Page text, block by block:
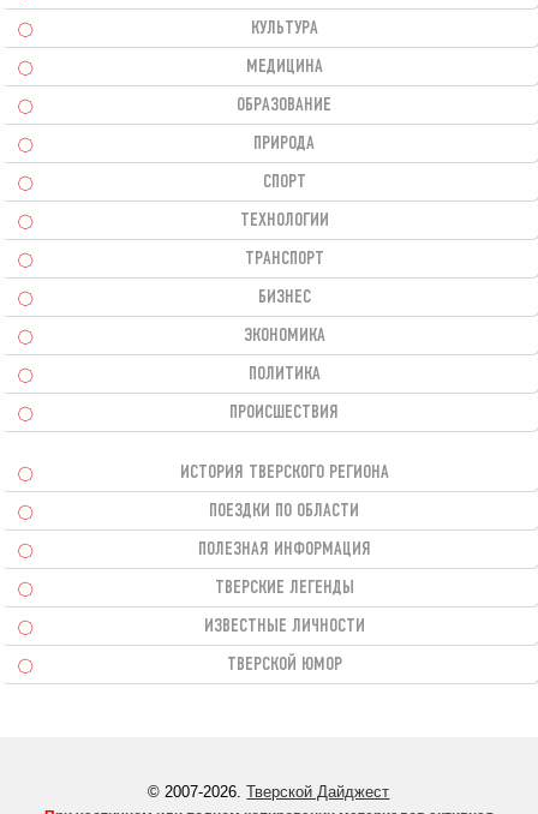
КУЛЬТУРА
МЕДИЦИНА
ОБРАЗОВАНИЕ
ПРИРОДА
СПОРТ
ТЕХНОЛОГИИ
ТРАНСПОРТ
БИЗНЕС
ЭКОНОМИКА
ПОЛИТИКА
ПРОИСШЕСТВИЯ
ИСТОРИЯ ТВЕРСКОГО РЕГИОНА
ПОЕЗДКИ ПО ОБЛАСТИ
ПОЛЕЗНАЯ ИНФОРМАЦИЯ
ТВЕРСКИЕ ЛЕГЕНДЫ
ИЗВЕСТНЫЕ ЛИЧНОСТИ
ТВЕРСКОЙ ЮМОР
© 2007-2026.Тверской Дайджест